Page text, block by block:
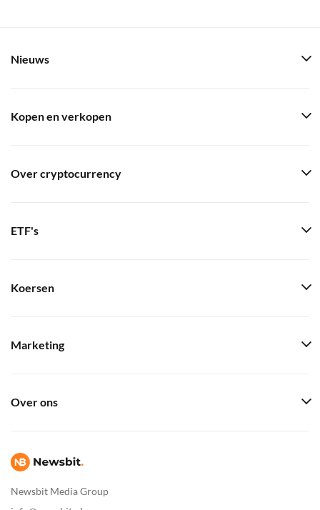
Newsbit Media Group
Nieuws
Kopen en verkopen
Over cryptocurrency
ETF's
Koersen
Marketing
Over ons